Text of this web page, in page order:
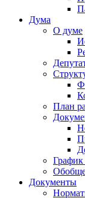
Дума
О думе
План
Документы